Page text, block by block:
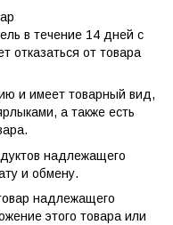
в течение 14 дней с
отказаться от товара
и имеет товарный вид,
а также есть
надлежащего
и обмену.
надлежащего
этого товара или